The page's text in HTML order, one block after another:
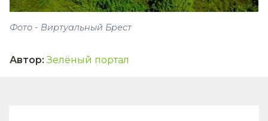
Фото - Виртуальный Брест
Автор: Зелёный портал